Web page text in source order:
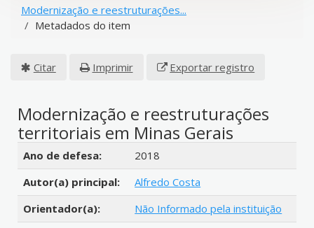
Modernização e reestruturações...
Metadados do item
Citar Imprimir Exportar registro
Modernização e reestruturações
territoriais em Minas Gerais
Detalhes bibliográficos
Ano de defesa:
2018
Autor(a) principal:
Alfredo Costa
Orientador(a):
Não Informado pela instituição